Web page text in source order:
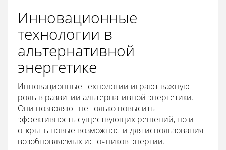
Инновационные
технологии в
альтернативной
энергетике
Инновационные технологии играют важную
роль в развитии альтернативной энергетики.
Они позволяют не только повысить
эффективность существующих решений, но и
открыть новые возможности для использования
возобновляемых источников энергии.